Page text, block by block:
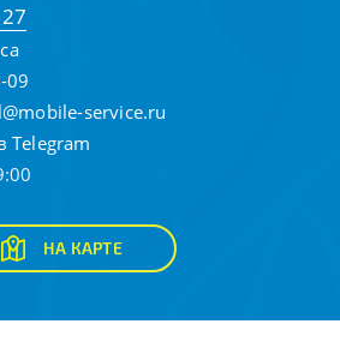
09
service.ru
Telegram
НА КАРТЕ